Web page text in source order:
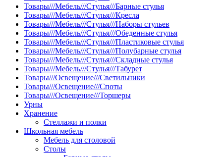
Товары///Мебель///Стулья///Барные стулья
Товары///Мебель///Стулья///Кресла
Товары///Мебель///Стулья///Наборы стульев
Товары///Мебель///Стулья///Обеденные стулья
Товары///Мебель///Стулья///Пластиковые стулья
Товары///Мебель///Стулья///Полубарные стулья
Товары///Мебель///Стулья///Складные стулья
Товары///Мебель///Стулья///Табурет
Товары///Освещение///Светильники
Товары///Освещение///Споты
Товары///Освещение///Торшеры
Урны
Хранение
Стеллажи и полки
Школьная мебель
Мебель для столовой
Столы